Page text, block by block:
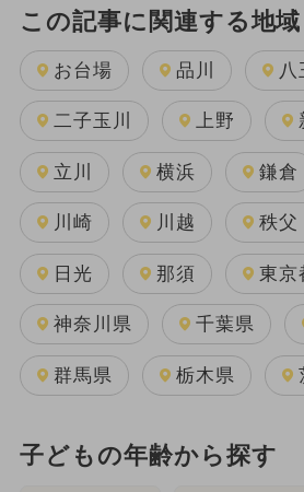
この記事に関連する地域
お台場 品川 八
二子玉川 上野
立川 横浜 鎌倉
川崎 川越 秩父
日光 那須 東京
神奈川県 千葉県
群馬県 栃木県
子どもの年齢から探す